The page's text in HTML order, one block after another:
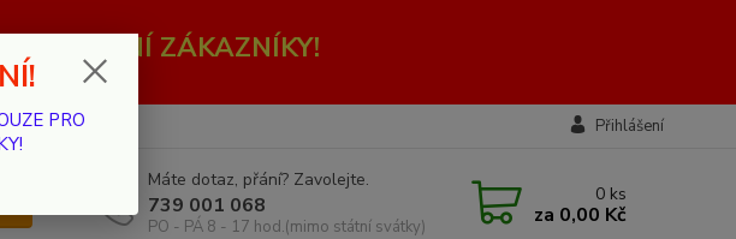
SMLUVNÍ ZÁKAZNÍKY!
Přihlášení
Máte dotaz, přání? Zavolejte.
739 001 068
PO - PÁ 8 - 17 hod.(mimo státní svátky)
0 ks
za 0,00 Kč
PRO